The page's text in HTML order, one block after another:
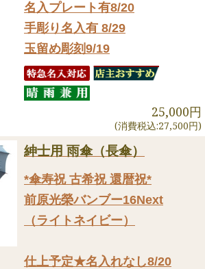
名入プレート有8/20
手彫り名入有 8/29
玉留め彫刻9/19
25,000円
(消費税込:27,500円)
紳士用 雨傘（長傘）
*傘寿祝 古希祝 還暦祝*
前原光榮バンブー16Next
（ライトネイビー）
仕上予定★名入れなし8/20